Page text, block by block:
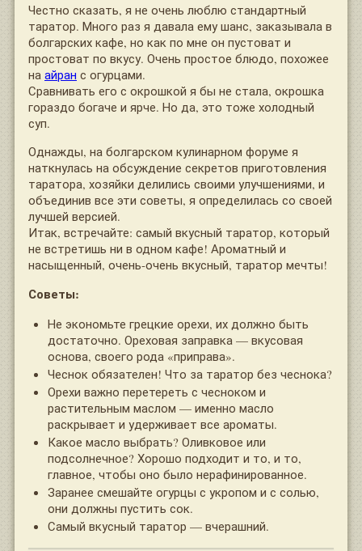
Честно сказать, я не очень люблю стандартный
таратор. Много раз я давала ему шанс, заказывала в
болгарских кафе, но как по мне он пустоват и
простоват по вкусу. Очень простое блюдо, похожее
на айран с огурцами.
Сравнивать его с окрошкой я бы не стала, окрошка
гораздо богаче и ярче. Но да, это тоже холодный
суп.
Однажды, на болгарском кулинарном форуме я
наткнулась на обсуждение секретов приготовления
таратора, хозяйки делились своими улучшениями, и
объединив все эти советы, я определилась со своей
лучшей версией.
Итак, встречайте: самый вкусный таратор, который
не встретишь ни в одном кафе! Ароматный и
насыщенный, очень-очень вкусный, таратор мечты!
Советы:
Не экономьте грецкие орехи, их должно быть
достаточно. Ореховая заправка — вкусовая
основа, своего рода «приправа».
Чеснок обязателен! Что за таратор без чеснока?
Орехи важно перетереть с чесноком и
растительным маслом — именно масло
раскрывает и удерживает все ароматы.
Какое масло выбрать? Оливковое или
подсолнечное? Хорошо подходит и то, и то,
главное, чтобы оно было нерафинированное.
Заранее смешайте огурцы с укропом и с солью,
они должны пустить сок.
Самый вкусный таратор — вчерашний.